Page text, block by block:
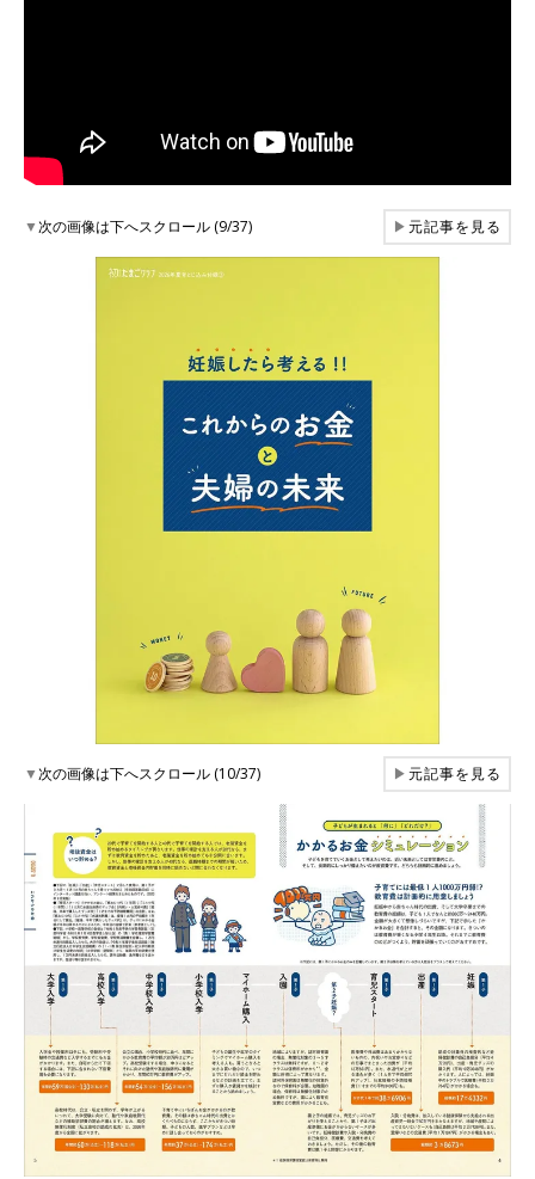
▼次の画像は下へスクロール (9/37) ▶元記事を見る
▼次の画像は下へスクロール (10/37) ▶元記事を見る